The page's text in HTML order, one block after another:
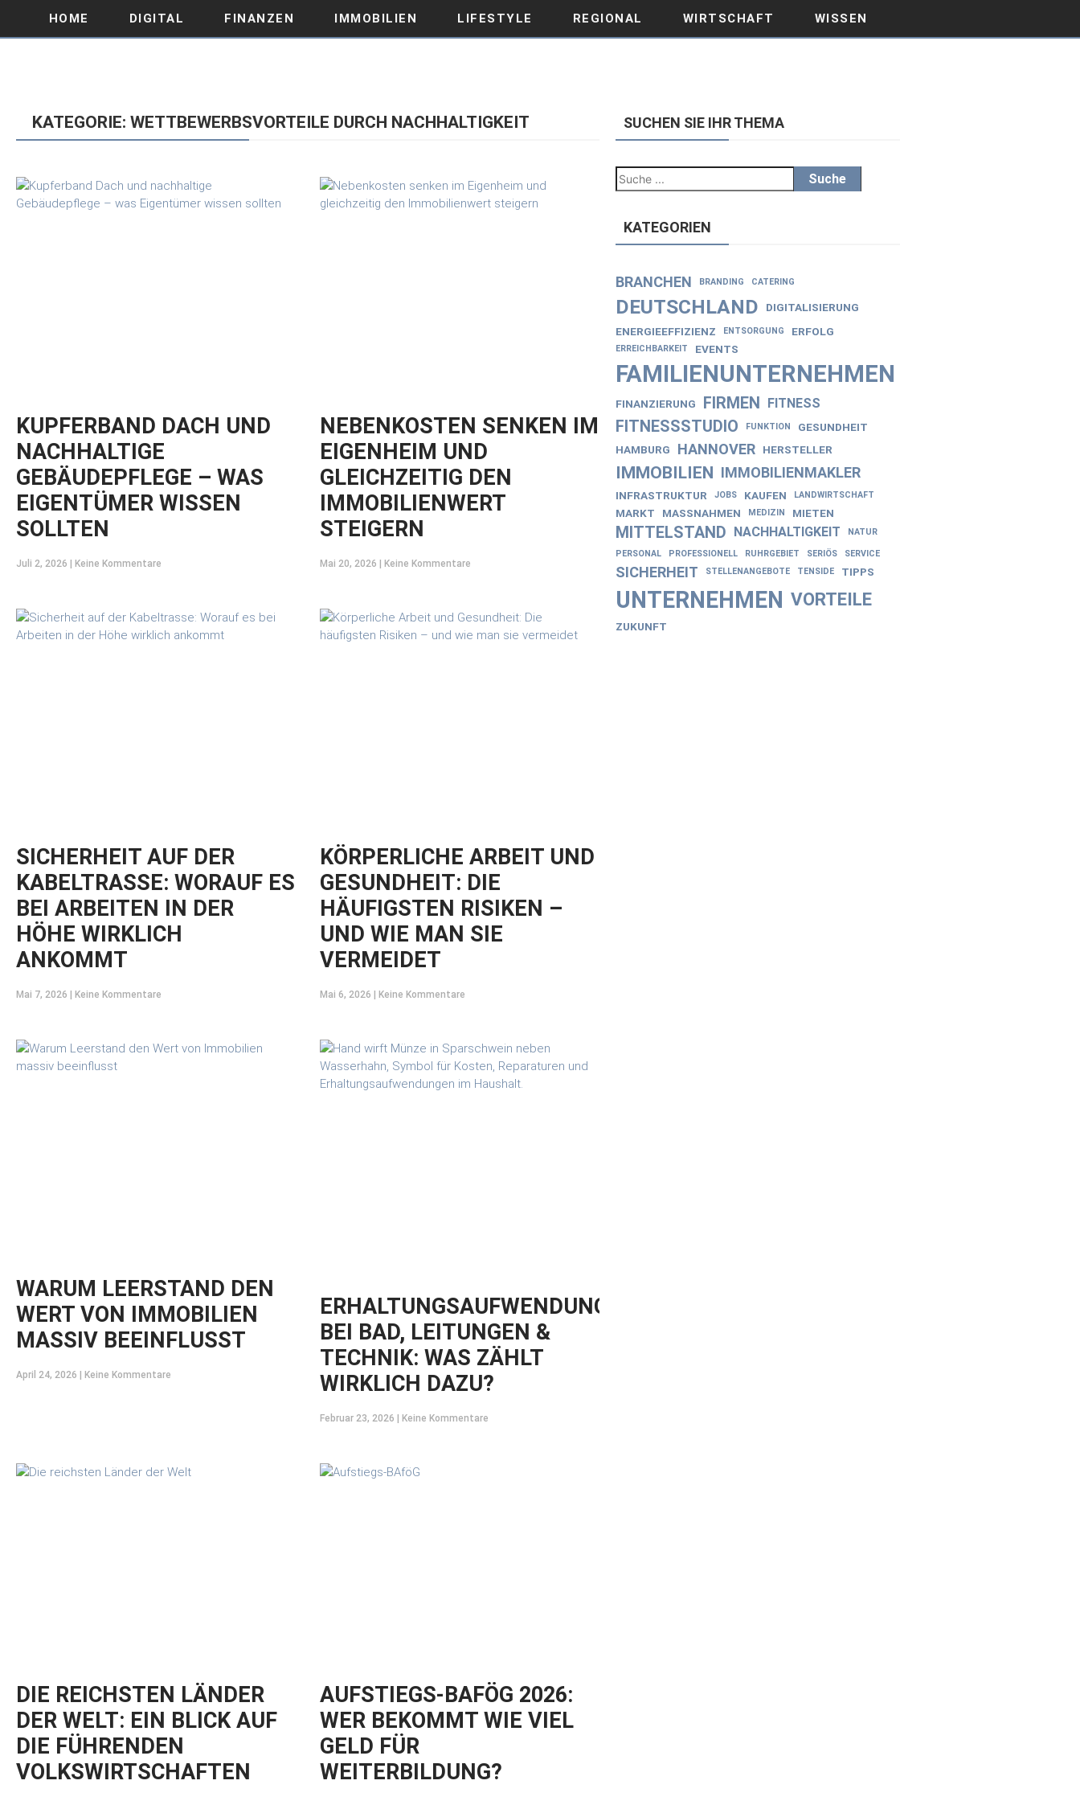
HOME DIGITAL FINANZEN IMMOBILIEN LIFESTYLE REGIONAL WIRTSCHAFT WISSEN
KATEGORIE: WETTBEWERBSVORTEILE DURCH NACHHALTIGKEIT
KUPFERBAND DACH UND
NACHHALTIGE
GEBÄUDEPFLEGE – WAS
EIGENTÜMER WISSEN
SOLLTEN
Juli 2, 2026 Keine Kommentare
NEBENKOSTEN SENKEN IM
EIGENHEIM UND
GLEICHZEITIG DEN
IMMOBILIENWERT
STEIGERN
Mai 20, 2026 Keine Kommentare
SICHERHEIT AUF DER
KABELTRASSE: WORAUF ES
BEI ARBEITEN IN DER
HÖHE WIRKLICH
ANKOMMT
Mai 7, 2026 Keine Kommentare
KÖRPERLICHE ARBEIT UND
GESUNDHEIT: DIE
HÄUFIGSTEN RISIKEN –
UND WIE MAN SIE
VERMEIDET
Mai 6, 2026 Keine Kommentare
WARUM LEERSTAND DEN
WERT VON IMMOBILIEN
MASSIV BEEINFLUSST
April 24, 2026 Keine Kommentare
ERHALTUNGSAUFWENDUNGEN
BEI BAD, LEITUNGEN &
TECHNIK: WAS ZÄHLT
WIRKLICH DAZU?
Februar 23, 2026 Keine Kommentare
DIE REICHSTEN LÄNDER
DER WELT: EIN BLICK AUF
DIE FÜHRENDEN
VOLKSWIRTSCHAFTEN
AUFSTIEGS-BAFÖG 2026:
WER BEKOMMT WIE VIEL
GELD FÜR
WEITERBILDUNG?
SUCHEN SIE IHR THEMA
Suche
KATEGORIEN
BRANCHEN BRANDING CATERING
DEUTSCHLAND
DIGITALISIERUNG
ENERGIEEFFIZIENZ
ENTSORGUNG ERFOLG
ERREICHBARKEIT EVENTS
FAMILIENUNTERNEHMEN
FINANZIERUNG FIRMEN FITNESS
FITNESSSTUDIO FUNKTION
GESUNDHEIT
HAMBURG
HANNOVER HERSTELLER
IMMOBILIEN IMMOBILIENMAKLER
INFRASTRUKTUR JOBS KAUFEN LANDWIRTSCHAFT
MARKT MASSNAHMEN MEDIZIN MIETEN
MITTELSTAND NACHHALTIGKEIT NATUR
PERSONAL PROFESSIONELL RUHRGEBIET SERIÖS SERVICE
SICHERHEIT STELLENANGEBOTE TENSIDE TIPPS
UNTERNEHMEN VORTEILE
ZUKUNFT